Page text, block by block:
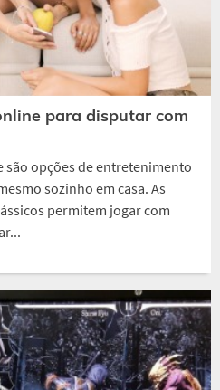
para disputar com
opções de entretenimento
sozinho em casa. As
permitem jogar com